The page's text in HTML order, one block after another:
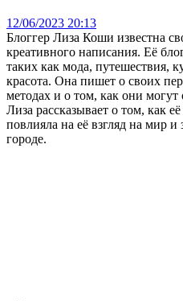
12/06/2023 20:13
Блоггер Лиза Коши известна
креативного написания. Её
таких как мода, путешествия,
красота. Она пишет о своих
методах и о том, как они могут
Лиза рассказывает о том, как
повлияла на её взгляд на мир
городе.